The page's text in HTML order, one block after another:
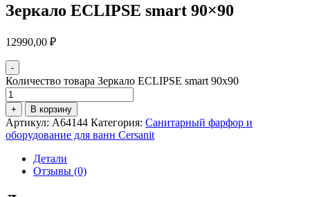
Зеркало ECLIPSE smart 90×90
12990,00 ₽
-
Количество товара Зеркало ECLIPSE smart 90x90
+ В корзину
Артикул: A64144 Категория: Санитарный фарфор и
оборудование для ванн Cersanit
Детали
Отзывы (0)